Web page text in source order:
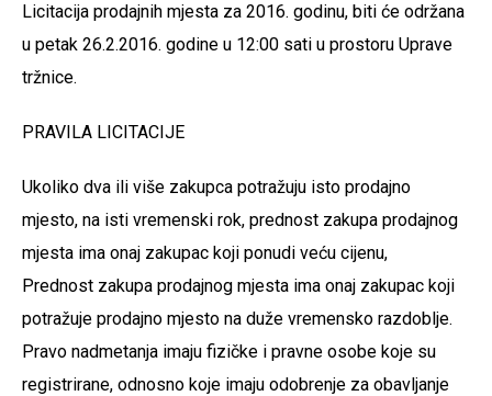
Licitacija prodajnih mjesta za 2016. godinu, biti će održana
u petak 26.2.2016. godine u 12:00 sati u prostoru Uprave
tržnice.
PRAVILA LICITACIJE
Ukoliko dva ili više zakupca potražuju isto prodajno
mjesto, na isti vremenski rok, prednost zakupa prodajnog
mjesta ima onaj zakupac koji ponudi veću cijenu,
Prednost zakupa prodajnog mjesta ima onaj zakupac koji
potražuje prodajno mjesto na duže vremensko razdoblje.
Pravo nadmetanja imaju fizičke i pravne osobe koje su
registrirane, odnosno koje imaju odobrenje za obavljanje